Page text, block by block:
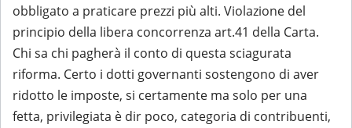
obbligato a praticare prezzi più alti. Violazione del
principio della libera concorrenza art.41 della Carta.
Chi sa chi pagherà il conto di questa sciagurata
riforma. Certo i dotti governanti sostengono di aver
ridotto le imposte, si certamente ma solo per una
fetta, privilegiata è dir poco, categoria di contribuenti,